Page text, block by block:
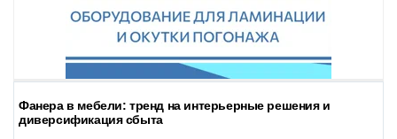
Фанера в мебели: тренд на интерьерные решения и
диверсификация сбыта